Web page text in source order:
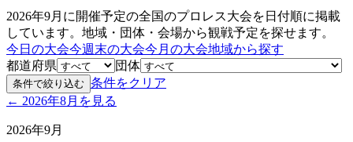
2026年9月に開催予定の全国のプロレス大会を日付順に掲載
しています。地域・団体・会場から観戦予定を探せます。
今日の大会今週末の大会今月の大会地域から探す
都道府県
団体
条件で絞り込む 条件をクリア
← 2026年8月 を見る
2026年9月